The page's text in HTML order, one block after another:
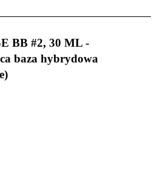
BB #2, 30 ML -
baza hybrydowa